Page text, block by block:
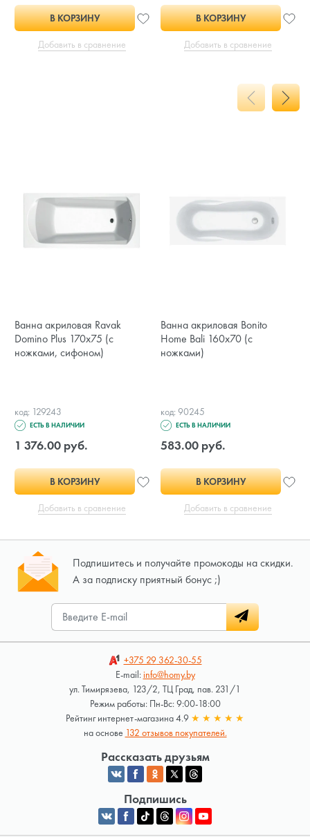
В КОРЗИНУ
Добавить в сравнение
В КОРЗИНУ
Добавить в сравнение
Ванна акриловая Ravak
Domino Plus 170х75 (с
ножками, сифоном)
код: 129243
ЕСТЬ В НАЛИЧИИ
1 376.00 руб.
В КОРЗИНУ
Добавить в сравнение
Ванна акриловая Bonito
Home Bali 160x70 (с
ножками)
код: 90245
ЕСТЬ В НАЛИЧИИ
583.00 руб.
В КОРЗИНУ
Добавить в сравнение
Подпишитесь и получайте промокоды на скидки.
А за подписку приятный бонус ;)
+375 29362-30-55
E-mail:info@homy.by
ул. Тимирязева, 123/2, ТЦ Град, пав. 231/1
Режим работы: Пн-Вс: 9:00-18:00
Рейтинг интернет-магазина 4.9 ★ ★ ★ ★ ★
на основе 132 отзывов покупателей.
Рассказать друзьям
Подпишись